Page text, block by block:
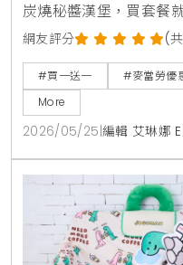
炭燒秘醬漢堡，買套餐
人氣捲捲薯條同步回歸
場，搭配APP年中慶享買
網友評分 (
#買一送一 #麥當勞優
More
2026/05/25 編輯 艾琳娜